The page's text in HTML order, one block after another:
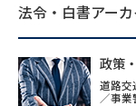
法令・白書アー
政策
道路交
／事業